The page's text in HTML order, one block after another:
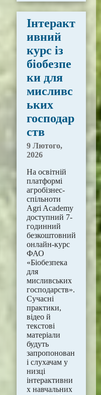
Інтеракт
ивний
курс із
біобезпе
ки для
мисливс
ьких
господар
ств
9 Лютого,
2026
На освітній
платформі
агробізнес-
спільноти
Agri Academy
доступний 7-
годинний
безкоштовний
онлайн-курс
ФАО
«Біобезпека
для
мисливських
господарств».
Сучасні
практики,
відео й
текстові
матеріали
будуть
запропонован
і слухачам у
низці
інтерактивни
х навчальних